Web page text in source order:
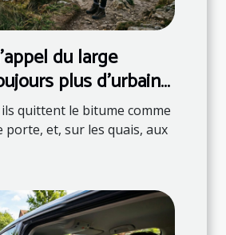
du large
plus d’urbains
quittent le bitume comme
porte, et, sur les quais, aux